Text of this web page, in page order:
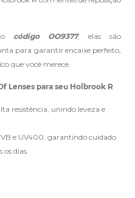
nossos especialistas.
código OO9377, elas são
para garantir encaixe perfeito,
que você merece.
Lenses para seu Holbrook R
resistência, unindo leveza e
e UV400, garantindo cuidado
dias.